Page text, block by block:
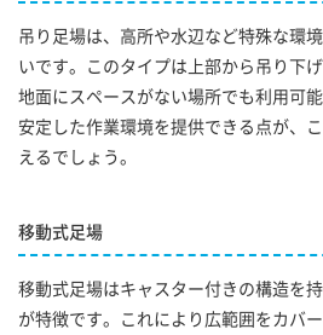
吊り足場は、高所や水辺など特殊な環
いです。このタイプは上部から吊り下
地面にスペースがない場所でも利用可
安定した作業環境を提供できる点が、
えるでしょう。
移動式足場
移動式足場はキャスター付きの構造を
が特徴です。これにより広範囲をカバ